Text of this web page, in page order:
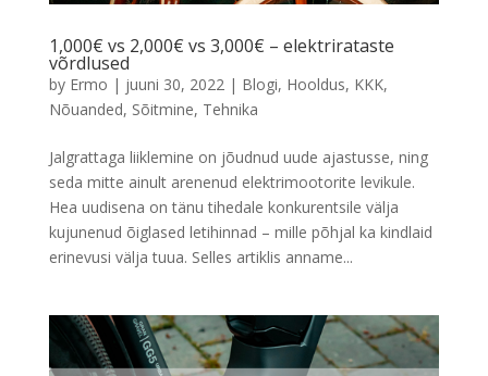
1,000€ vs 2,000€ vs 3,000€ – elektrirataste
võrdlused
by Ermo | juuni 30, 2022 | Blogi, Hooldus, KKK,
Nõuanded, Sõitmine, Tehnika
Jalgrattaga liiklemine on jõudnud uude ajastusse, ning
seda mitte ainult arenenud elektrimootorite levikule.
Hea uudisena on tänu tihedale konkurentsile välja
kujunenud õiglased letihinnad – mille põhjal ka kindlaid
erinevusi välja tuua. Selles artiklis anname...